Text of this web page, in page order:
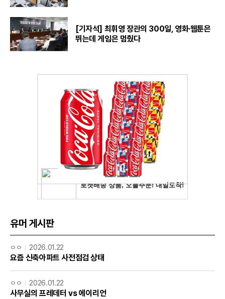
[기자석] 최휘영 장관의 300일, 영화·웹툰은
뛰는데 게임은 멈췄다
유머 게시판
ㅇㅇ 2026.01.22
요즘 신축아파트 사전점검 상태
ㅇㅇ 2026.01.22
사무실의 프레데터 vs 에이리언